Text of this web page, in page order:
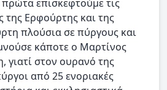
επισκεφτούμε τις
της Ερφούρτης και της
πλούσια σε πύργους και
κάποτε ο Μαρτίνος
γιατί στον ουρανό της
από 25 ενοριακές